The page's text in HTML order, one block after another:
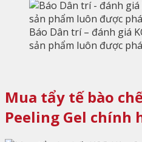
Báo Dân trí – đánh giá
sản phẩm luôn được
Mua tẩy tế bào
Peeling Gel chính